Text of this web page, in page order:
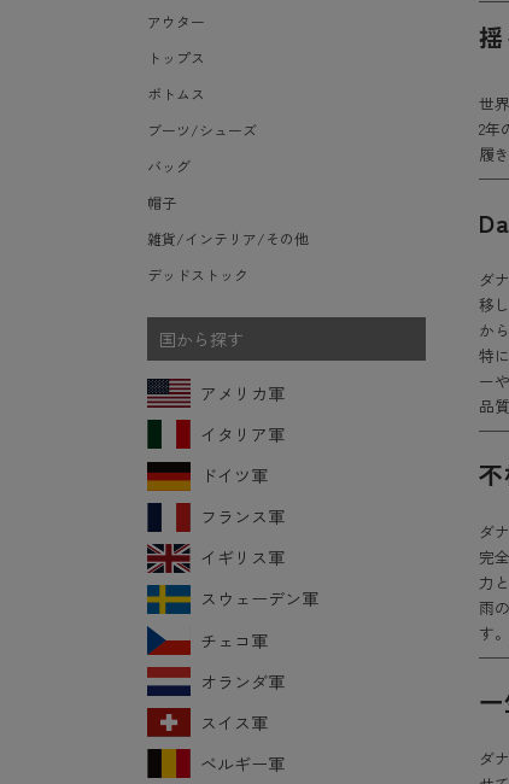
世
2年
履
ダ
移
か
特
ー
品
ダ
完
力
雨
す
ダ
食器/ボトル/etc
ミリタリー雑貨
ライト/懐中電灯/etc
ロープ/コード/etc
タオル/ハンカチ/etc
その他の小物
その他
アウター
トップス
ボトムス
ブーツ/シューズ
バッグ
帽子
雑貨/インテリア/その他
デッドストック
国から探す
アメリカ軍
イタリア軍
ドイツ軍
フランス軍
イギリス軍
スウェーデン軍
チェコ軍
オランダ軍
スイス軍
ベルギー軍